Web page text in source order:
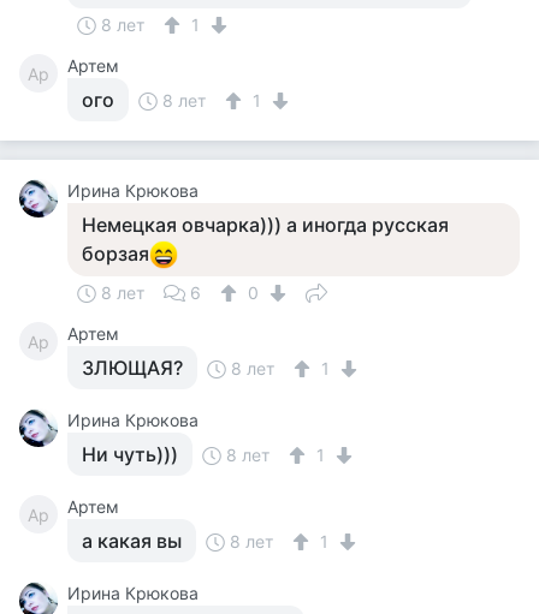
8 лет 1
Ар Артем
ого 8 лет 1
Ирина Крюкова
Немецкая овчарка))) а иногда русская
борзая
8 лет 6 0
Ар Артем
ЗЛЮЩАЯ? 8 лет 1
Ирина Крюкова
Ни чуть))) 8 лет 1
Ар Артем
а какая вы 8 лет 1
Ирина Крюкова